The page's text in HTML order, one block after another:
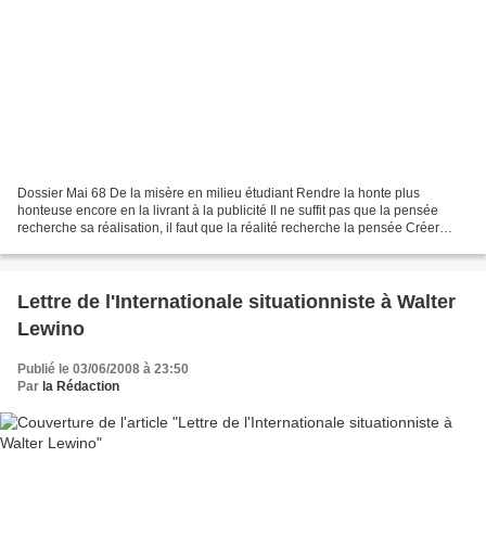
Dossier Mai 68 De la misère en milieu étudiant Rendre la honte plus
honteuse encore en la livrant à la publicité Il ne suffit pas que la pensée
recherche sa réalisation, il faut que la réalité recherche la pensée Créer
Lettre de l'Internationale situationniste à Walter
Lewino
Publié le 03/06/2008 à 23:50
Par la Rédaction